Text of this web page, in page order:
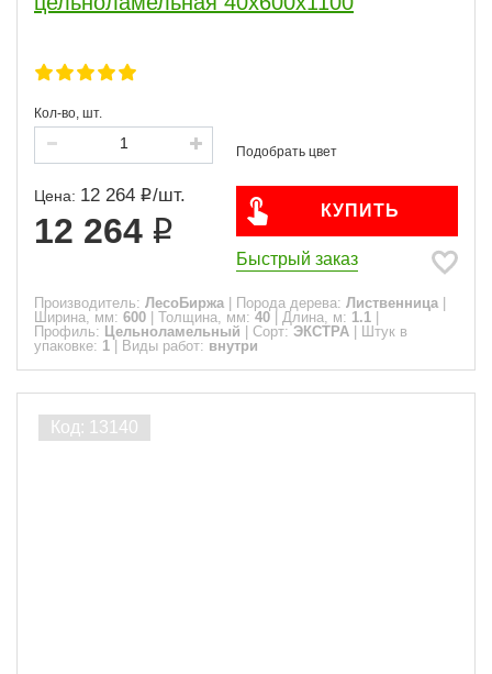
Кол-во, шт.
Цена: 12 264 /шт.
12 264
КУПИТЬ
Быстрый заказ
Производитель: ЛесоБиржа Порода дерева: Лиственница
Ширина, мм: 600 Толщина, мм: 40 Длина, м: 1.1
Профиль: Цельноламельный Сорт: ЭКСТРА
Штук в
упаковке: 1 Виды работ: внутри